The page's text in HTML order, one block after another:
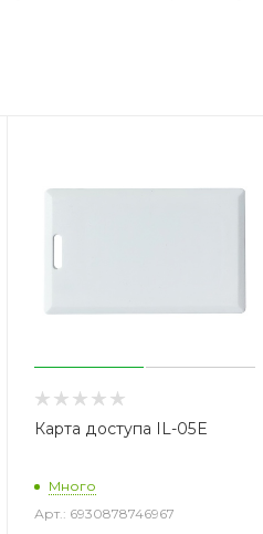
Карта доступа IL-05E
Много
Арт.: 6930878746967